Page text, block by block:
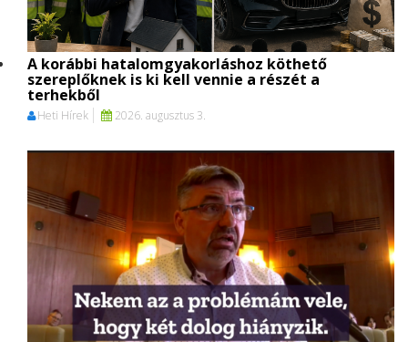
A korábbi hatalomgyakorláshoz köthető
szereplőknek is ki kell vennie a részét a
terhekből
Heti Hírek 2026. augusztus 3.